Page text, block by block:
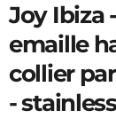
Joy Ibiza
emaille
collier
-